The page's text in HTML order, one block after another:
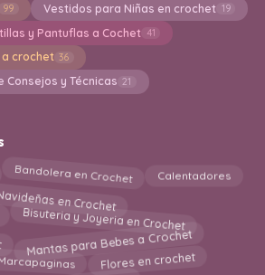
99 Vestidos para Niñas en crochet 19
y Pantuflas a Cochet 41
crochet 36
Consejos y Técnicas 21
Bandolera en Crochet Calentadores
en Crochet
Bisuteria y Joyeria en Crochet
Mantas para Bebes a Crochet
Flores en crochet